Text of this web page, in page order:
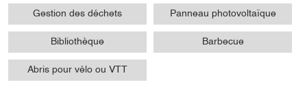
Gestion des déchets Panneau photovoltaïque
Bibliothèque Barbecue
Abris pour vélo ou VTT